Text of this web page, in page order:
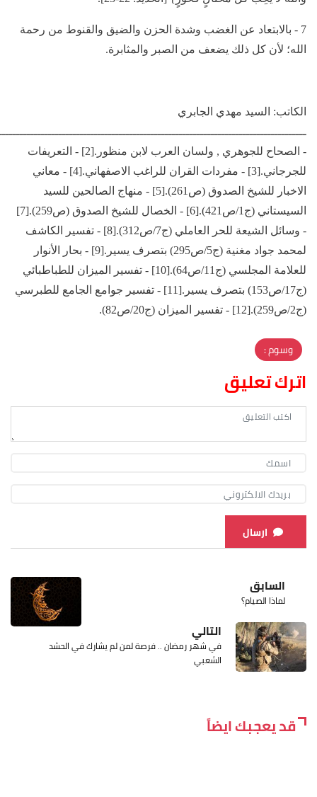
7 - بالابتعاد عن الغضب وشدة الحزن والضيق والقنوط من رحمة
الله؛ لأن كل ذلك يضعف من الصبر والمثابرة.
الكاتب: السيد مهدي الجابري
- الصحاح للجوهري , ولسان العرب لابن منظور.[2] - التعريفات
للجرجاني.[3] - مفردات القران للراغب الاصفهاني.[4] - معاني
الاخبار للشيخ الصدوق (ص261).[5] - منهاج الصالحين للسيد
السيستاني (ج1/ص421).[6] - الخصال للشيخ الصدوق (ص259).[7]
- وسائل الشيعة للحر العاملي (ج7/ص312).[8] - تفسير الكاشف
لمحمد جواد مغنية (ج5/ص295) بتصرف يسير.[9] - بحار الأنوار
للعلامة المجلسي (ج11/ص64).[10] - تفسير الميزان للطباطبائي
(ج17/ص153) بتصرف يسير.[11] - تفسير جوامع الجامع للطبرسي
(ج2/ص259).[12] - تفسير الميزان (ج20/ص82).
وسوم :
اترك تعليق
ارسال
السابق
لماذا الصيام؟
التالي
في شهر رمضان .. فرصة لمن لم يشارك في الحشد
الشعبي
قد يعجبك ايضاً